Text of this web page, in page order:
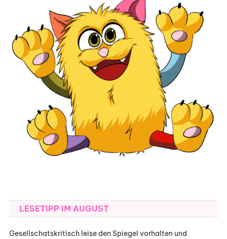
LESETIPP IM AUGUST
Gesellschatskritisch leise den Spiegel vorhalten und